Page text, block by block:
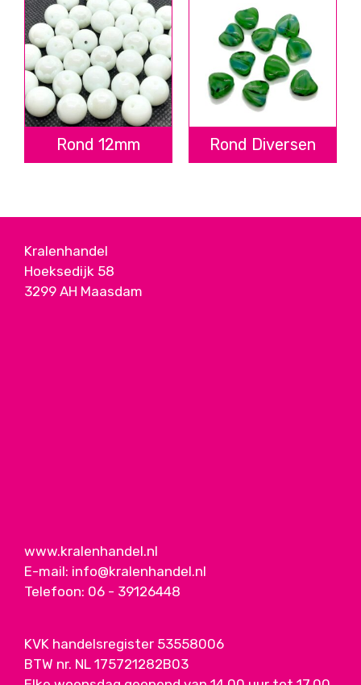
Rond 12mm Rond Diversen
Kralenhandel
Hoeksedijk 58
3299 AH Maasdam
www.kralenhandel.nl
E-mail: info@kralenhandel.nl
Telefoon: 06 - 39126448
KVK handelsregister 53558006
BTW nr. NL 175721282B03